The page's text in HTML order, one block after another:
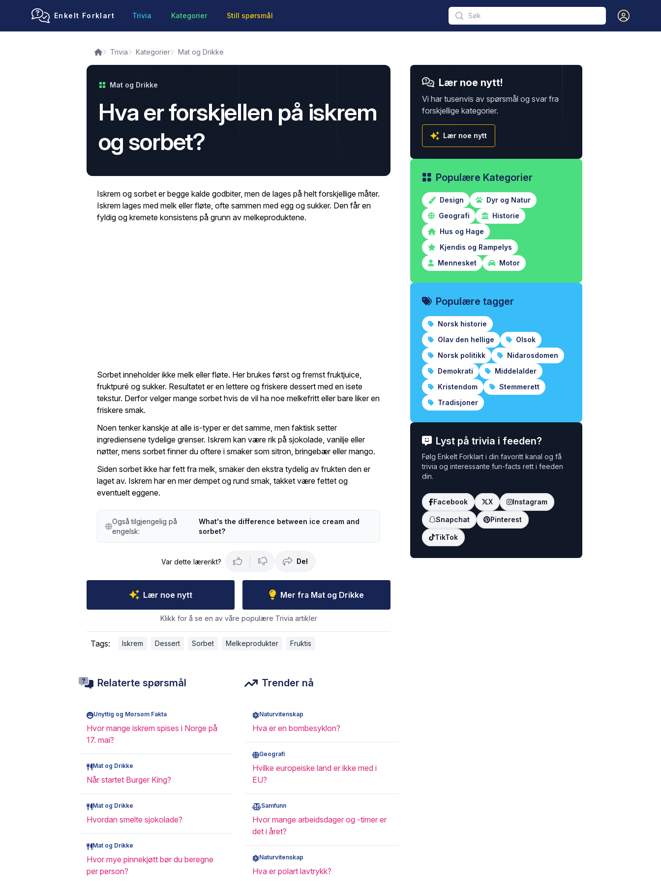
Enkelt Forklart Trivia Kategorier Still spørsmål Open user
Trivia Kategorier Mat og Drikke
Mat og Drikke
Hva er forskjellen på iskrem
og sorbet?
Iskrem og sorbet er begge kalde godbiter, men de lages på helt forskjellige måter.
Iskrem lages med melk eller fløte, ofte sammen med egg og sukker. Den får en
fyldig og kremete konsistens på grunn av melkeproduktene.
Sorbet inneholder ikke melk eller fløte. Her brukes først og fremst fruktjuice,
fruktpuré og sukker. Resultatet er en lettere og friskere dessert med en isete
tekstur. Derfor velger mange sorbet hvis de vil ha noe melkefritt eller bare liker en
friskere smak.
Noen tenker kanskje at alle is-typer er det samme, men faktisk setter
ingrediensene tydelige grenser. Iskrem kan være rik på sjokolade, vanilje eller
nøtter, mens sorbet finner du oftere i smaker som sitron, bringebær eller mango.
Siden sorbet ikke har fett fra melk, smaker den ekstra tydelig av frukten den er
laget av. Iskrem har en mer dempet og rund smak, takket være fettet og
eventuelt eggene.
Også tilgjengelig på
engelsk:
What's the difference between ice cream and
sorbet?
Var dette lærerikt? Del
Lær noe nytt Mer fra Mat og Drikke
Klikk for å se en av våre populære Trivia artikler
Tags: Iskrem Dessert Sorbet Melkeprodukter Fruktis
Relaterte spørsmål
Unyttig og Morsom Fakta
Hvor mange iskrem spises i Norge på
17. mai?
Mat og Drikke
Når startet Burger King?
Mat og Drikke
Hvordan smelte sjokolade?
Mat og Drikke
Hvor mye pinnekjøtt bør du beregne
per person?
Trender nå
Naturvitenskap
Hva er en bombesyklon?
Geografi
Hvilke europeiske land er ikke med i
EU?
Samfunn
Hvor mange arbeidsdager og -timer er
det i året?
Naturvitenskap
Hva er polart lavtrykk?
Lær noe nytt!
Vi har tusenvis av spørsmål og svar fra
forskjellige kategorier.
Lær noe nytt
Populære Kategorier
Design
Dyr og Natur
Geografi
Historie
Hus og Hage
Kjendis og Rampelys
Mennesket
Motor
Populære tagger
Norsk historie
Olav den hellige
Olsok
Norsk politikk
Nidarosdomen
Demokrati
Middelalder
Kristendom
Stemmerett
Tradisjoner
Lyst på trivia i feeden?
Følg Enkelt Forklart i din favoritt kanal og få
trivia og interessante fun-facts rett i feeden
din.
Facebook X Instagram
Snapchat Pinterest
TikTok